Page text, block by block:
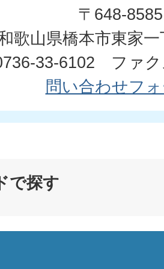
〒648-8585
歌山県橋本市東家
33-6102 ファク
問い合わせフ
で探す